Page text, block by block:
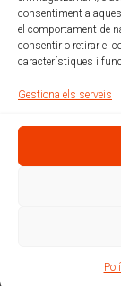
consentiment a
el comportament de
consentir o retirar el
característiques i
Gestiona els serveis
Política de
Amb el suport de: